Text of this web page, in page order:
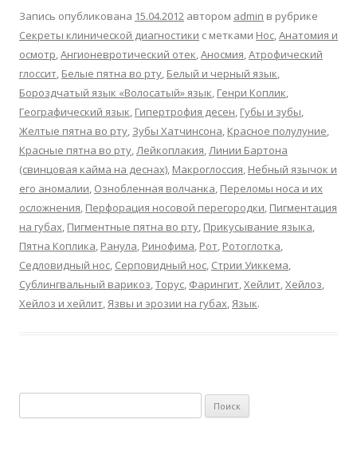
Запись опубликована 15.04.2012 автором admin в рубрике
Секреты клинической диагностики с метками Hoc,Анатомия и
осмотр,Ангионевротический отек,Аносмия,Атрофический
глоссит, Белые пятна во рту, Белый и черный язык,
Бороздчатый язык «Волосатый» язык, Генри Коплик,
Географический язык, Гипертрофия десен, Губы и зубы,
Желтые пятна во рту, Зубы Хатчинсона, Красное полулуние,
Красные пятна во рту,Лейкоплакия,Линии Бартона
(свинцовая кайма на деснах), Макроглоссия, Небный язычок и
его аномалии, Ознобленная волчанка, Переломы носа и их
осложнения, Перфорация носовой перегородки, Пигментация
на губах, Пигментные пятна во рту, Прикусывание языка,
Пятна Коплика, Ранула, Ринофима, Рот, Ротоглотка,
Седловидный нос, Серповидный нос, Стрии Уиккема,
Сублингвальный варикоз,Торус, Фарингит,Хейлит,Хейлоз,
Хейлоз и хейлит,Язвы и эрозии на губах,Язык.